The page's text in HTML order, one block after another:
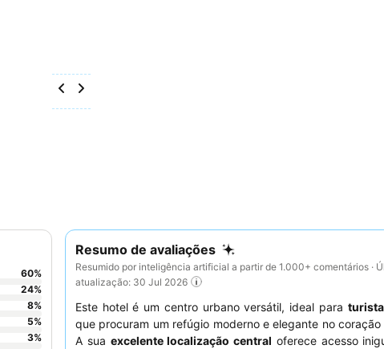
Resumo de avaliações
Resumido por inteligência artificial a partir de 1.000+ comentários ·
atualização: 30 Jul 2026
Este hotel é um centro urbano versátil, ideal para
que procuram um refúgio moderno e elegante no
A sua excelente localização central oferece acesso
60%
24%
8%
5%
3%